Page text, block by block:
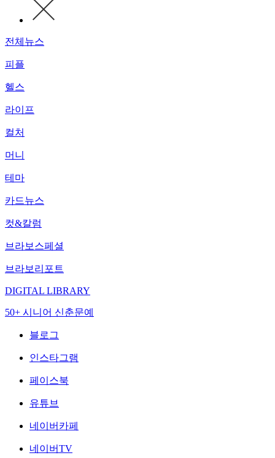
전체뉴스
피플
헬스
라이프
컬처
머니
테마
카드뉴스
컷&칼럼
브라보스페셜
브라보리포트
DIGITAL LIBRARY
50+ 시니어 신춘문예
블로그
인스타그램
페이스북
유튜브
네이버카페
네이버TV